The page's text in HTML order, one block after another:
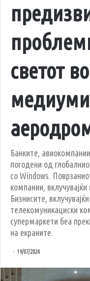
светот
Банките,
погодени од
со Windows.
компании,
Бизнисите,
телекомуникациски
супермаркети беа
на екраните.
19/07/2024